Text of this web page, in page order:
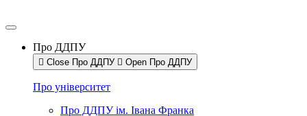
Про ДДПУ
Close Про ДДПУ Open Про ДДПУ
Про університет
Про ДДПУ ім. Івана Франка